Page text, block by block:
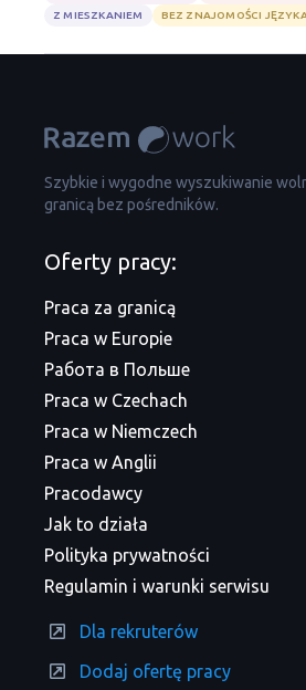
Z MIESZKANIEM
BEZ ZNAJOMOŚCI
Szybkie i wygodne wyszukiwanie
granicą bez pośredników.
Oferty pracy:
Praca za granicą
Praca w Europie
Работа в Польше
Praca w Czechach
Praca w Niemczech
Praca w Anglii
Pracodawcy
Jak to działa
Polityka prywatności
Regulamin i warunki serwisu
Dla rekruterów
Dodaj ofertę pracy